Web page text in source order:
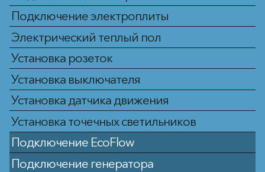
Подключение электроплиты
Электрический теплый пол
Установка розеток
Установка выключателя
Установка датчика движения
Установка точечных светильников
Подключение EcoFlow
Подключение генератора